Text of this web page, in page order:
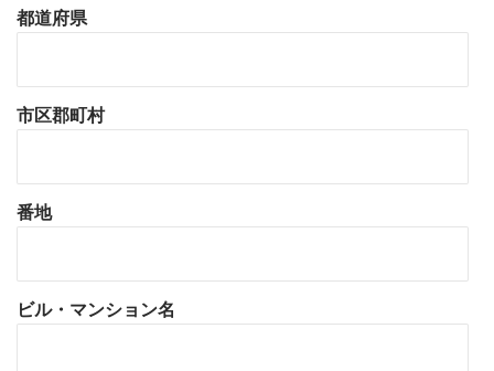
都道府県
市区郡町村
番地
ビル・マンション名